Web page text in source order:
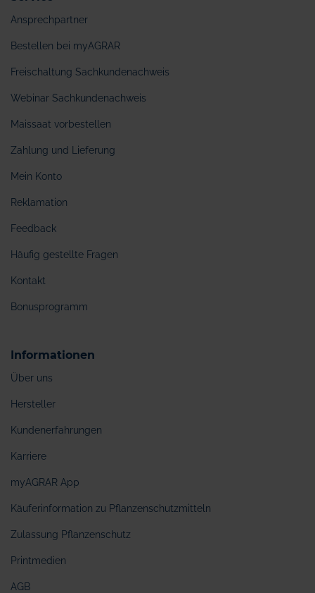
Ansprechpartner
Bestellen bei myAGRAR
Freischaltung Sachkundenachweis
Webinar Sachkundenachweis
Maissaat vorbestellen
Zahlung und Lieferung
Mein Konto
Reklamation
Feedback
Häufig gestellte Fragen
Kontakt
Bonusprogramm
Informationen
Über uns
Hersteller
Kundenerfahrungen
Karriere
myAGRAR App
Käuferinformation zu Pflanzenschutzmitteln
Zulassung Pflanzenschutz
Printmedien
AGB